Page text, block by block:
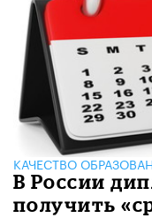
КАЧЕСТВО
В России
получить